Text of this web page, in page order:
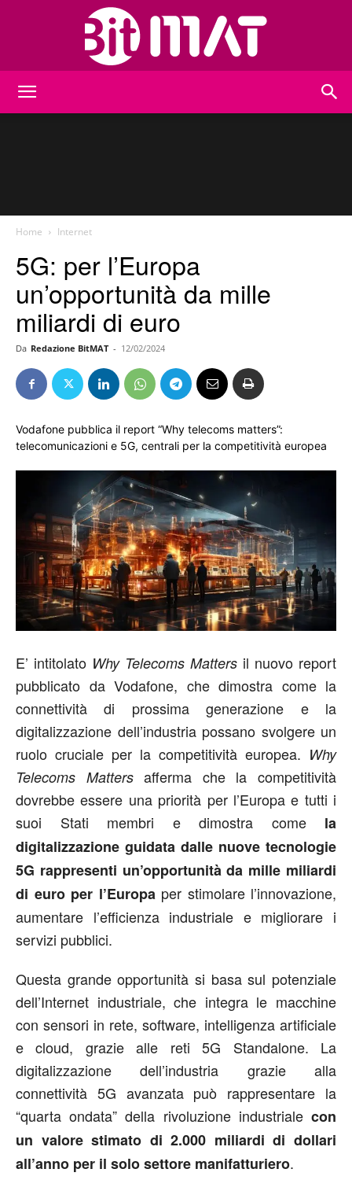
Home Internet
5G: per l’Europa
un’opportunità da mille
miliardi di euro
Da Redazione BitMAT - 12/02/2024
Vodafone pubblica il report “Why telecoms matters”:
telecomunicazioni e 5G, centrali per la competitività europea
E’ intitolato Why Telecoms Matters il nuovo report
pubblicato da Vodafone, che dimostra come la
connettività di prossima generazione e la
digitalizzazione dell’industria possano svolgere un
ruolo cruciale per la competitività europea. Why
Telecoms Mattersafferma che la competitività
dovrebbe essere una priorità per l’Europa e tutti i
suoi Stati membri e dimostra come la
digitalizzazione guidata dalle nuove tecnologie
5G rappresenti un’opportunità da mille miliardi
di euro per l’Europa per stimolare l’innovazione,
aumentare l’efficienza industriale e migliorare i
servizi pubblici.
Questa grande opportunità si basa sul potenziale
dell’Internet industriale, che integra le macchine
con sensori in rete, software, intelligenza artificiale
e cloud, grazie alle reti 5G Standalone. La
digitalizzazione dell’industria grazie alla
connettività 5G avanzata può rappresentare la
“quarta ondata” della rivoluzione industriale con
un valore stimato di 2.000 miliardi di dollari
all’anno per il solo settore manifatturiero.